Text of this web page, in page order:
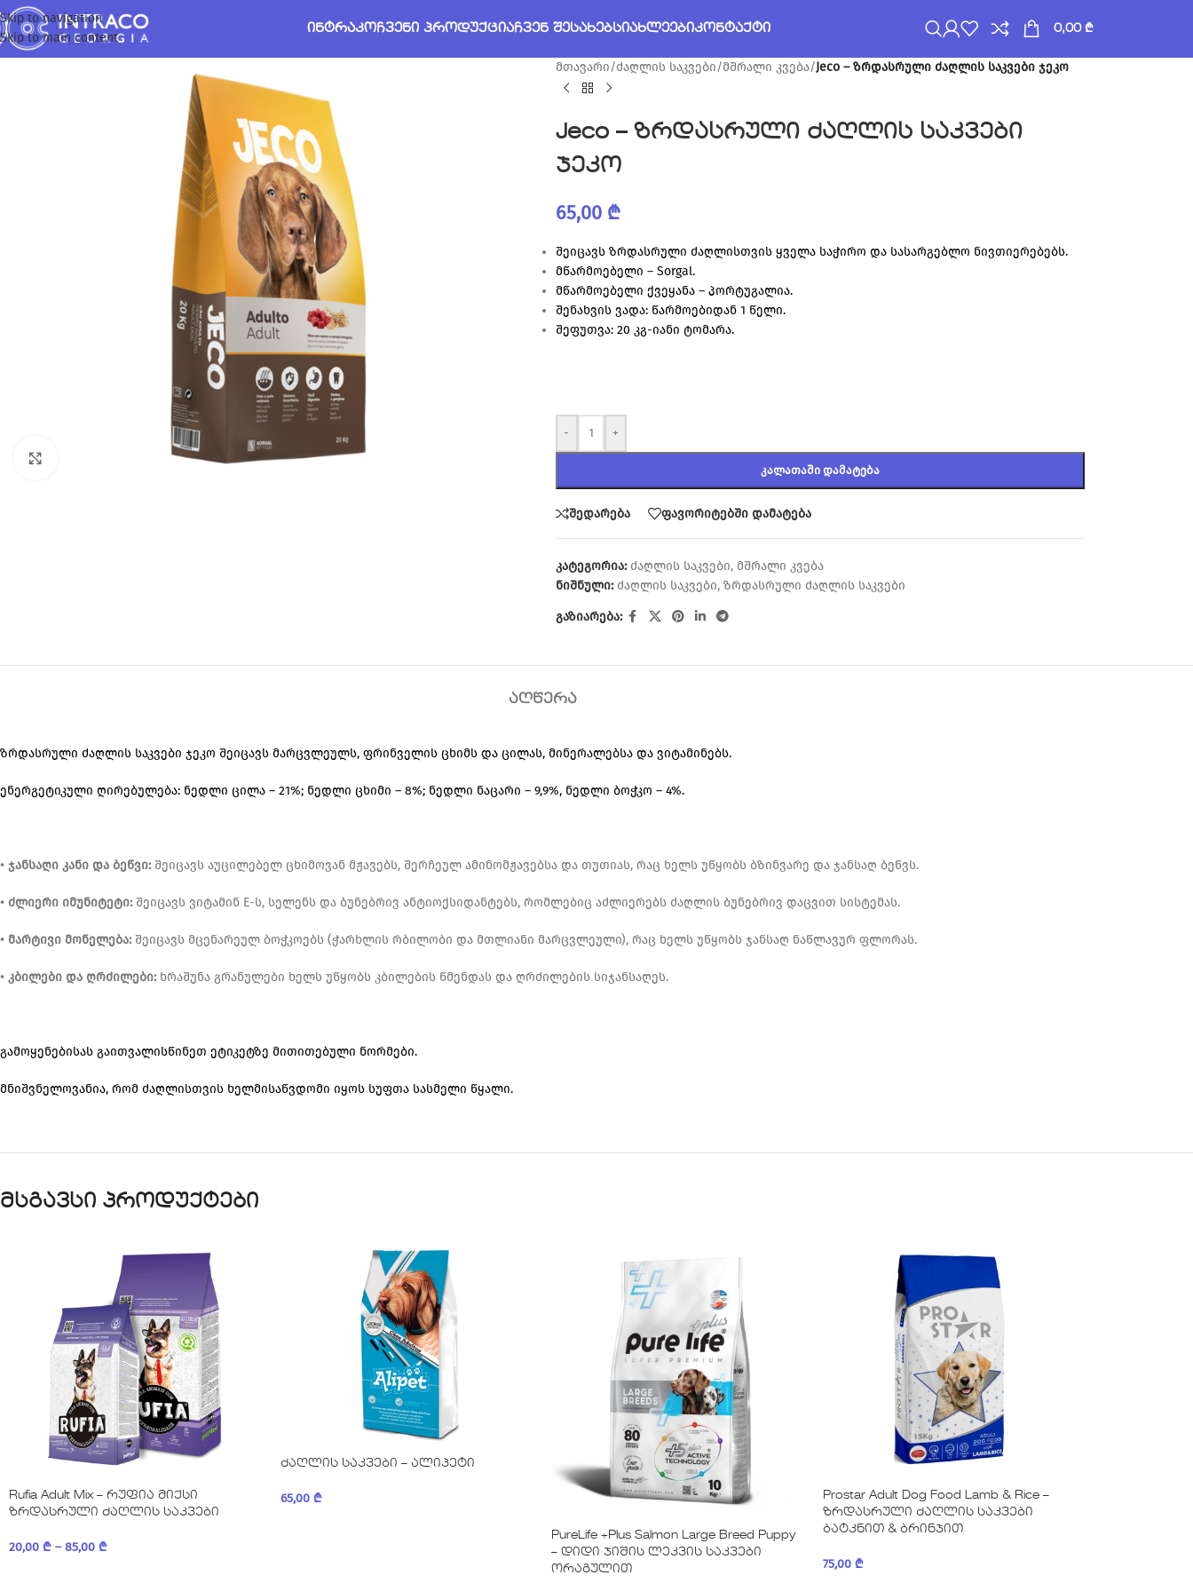
Skip to navigation
Skip to main content
ᲘᲜᲢᲠᲐᲙᲝᲩᲕᲔᲜᲘ ᲞᲠᲝᲓᲣᲥᲪᲘᲐᲩᲕᲔᲜ ᲨᲔᲡᲐᲮᲔᲑᲡᲘᲐᲮᲚᲔᲔᲑᲘᲙᲝᲜᲢᲐᲥᲢᲘ 0,00 ₾
მთავარი/ძაღლის საკვები/მშრალი კვება/Jeco – ზრდასრული ძაღლის საკვები ჯეკო
Jeco – ზრდასრული ძაღლის საკვები
ჯეკო
65,00 ₾
შეიცავს ზრდასრული ძაღლისთვის ყველა საჭირო და სასარგებლო ნივთიერებებს.
მწარმოებელი – Sorgal.
მწარმოებელი ქვეყანა – პორტუგალია.
შენახვის ვადა: წარმოებიდან 1 წელი.
შეფუთვა: 20 კგ-იანი ტომარა.
- +
ᲙᲐᲚᲐᲗᲐᲨᲘ ᲓᲐᲛᲐᲢᲔᲑᲐ
შედარება ფავორიტებში დამატება
კატეგორია: ძაღლის საკვები, მშრალი კვება
ნიშნული: ძაღლის საკვები, ზრდასრული ძაღლის საკვები
გაზიარება:
ᲐᲦᲬᲔᲠᲐ
ზრდასრული ძაღლის საკვები ჯეკო შეიცავს მარცვლეულს, ფრინველის ცხიმს და ცილას, მინერალებსა და ვიტამინებს.
ენერგეტიკული ღირებულება: ნედლი ცილა – 21%; ნედლი ცხიმი – 8%; ნედლი ნაცარი – 9,9%, ნედლი ბოჭკო – 4%.
• ჯანსაღი კანი და ბეწვი: შეიცავს აუცილებელ ცხიმოვან მჟავებს, შერჩეულ ამინომჟავებსა და თუთიას, რაც ხელს უწყობს ბზინვარე და ჯანსაღ ბეწვს.
• ძლიერი იმუნიტეტი: შეიცავს ვიტამინ E-ს, სელენს და ბუნებრივ ანტიოქსიდანტებს, რომლებიც აძლიერებს ძაღლის ბუნებრივ დაცვით სისტემას.
• მარტივი მონელება: შეიცავს მცენარეულ ბოჭკოებს (ჭარხლის რბილობი და მთლიანი მარცვლეული), რაც ხელს უწყობს ჯანსაღ ნაწლავურ ფლორას.
• კბილები და ღრძილები: ხრაშუნა გრანულები ხელს უწყობს კბილების წმენდას და ღრძილების სიჯანსაღეს.
გამოყენებისას გაითვალისწინეთ ეტიკეტზე მითითებული ნორმები.
მნიშვნელოვანია, რომ ძაღლისთვის ხელმისაწვდომი იყოს სუფთა სასმელი წყალი.
მსგავსი პროდუქტები
Rufia Adult Mix – რუფია მიქსი
ზრდასრული ძაღლის საკვები
20,00 ₾ – 85,00 ₾
ძაღლის საკვები – ალიპეტი
65,00 ₾
PureLife +Plus Salmon Large Breed Puppy
– დიდი ჯიშის ლეკვის საკვები
ორაგულით
Prostar Adult Dog Food Lamb & Rice –
ზრდასრული ძაღლის საკვები
ბატკნით & ბრინჯით
75,00 ₾